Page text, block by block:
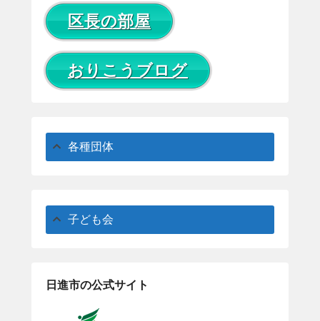
区長の部屋
おりこうブログ
各種団体
子ども会
日進市の公式サイト